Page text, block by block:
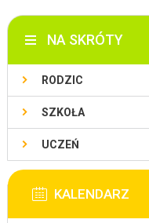
NA SKRÓTY
RODZIC
SZKOŁA
UCZEŃ
KALENDARZ